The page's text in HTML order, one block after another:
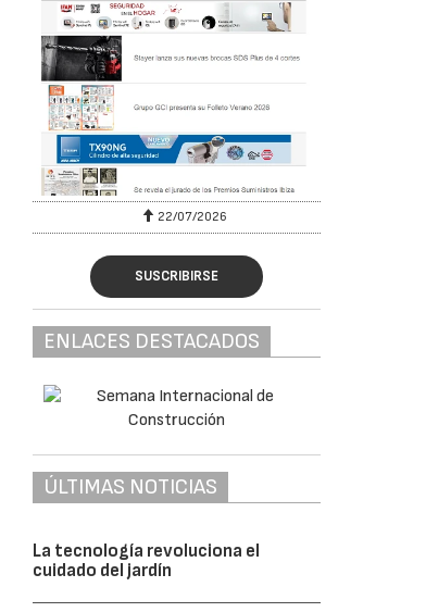
SUSCRIBIRSE
ENLACES DESTACADOS
ÚLTIMAS NOTICIAS
La tecnología revoluciona el
cuidado del jardín